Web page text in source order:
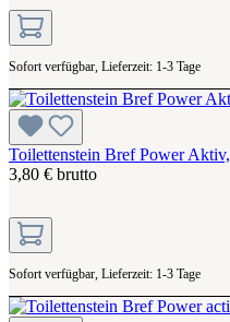
Sofort verfügbar, Lieferzeit: 1-3 Tage
Toilettenstein Bref Power
3,80 € brutto
Sofort verfügbar, Lieferzeit: 1-3 Tage